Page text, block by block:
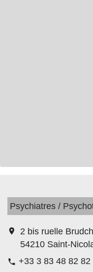
Psychiatres /
location_on
2 bis ruelle
54210 Saint-
phone +33 3 83 48 82 82